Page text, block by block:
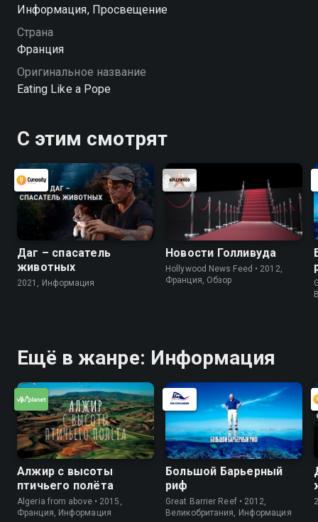
Информация, Просвещение
Страна
Франция
Оригинальное название
Eating Like a Pope
С этим смотрят
Даг – спасатель
животных
2021, Информация
Новости Голливуда
Hollywood News Feed • 2012,
Франция, Обзор
Ещё в жанре: Информация
Алжир с высоты
птичьего полёта
Algeria from above • 2015,
Франция, Информация
Большой Барьерный
риф
Great Barrier Reef • 2012,
Великобритания, Информация